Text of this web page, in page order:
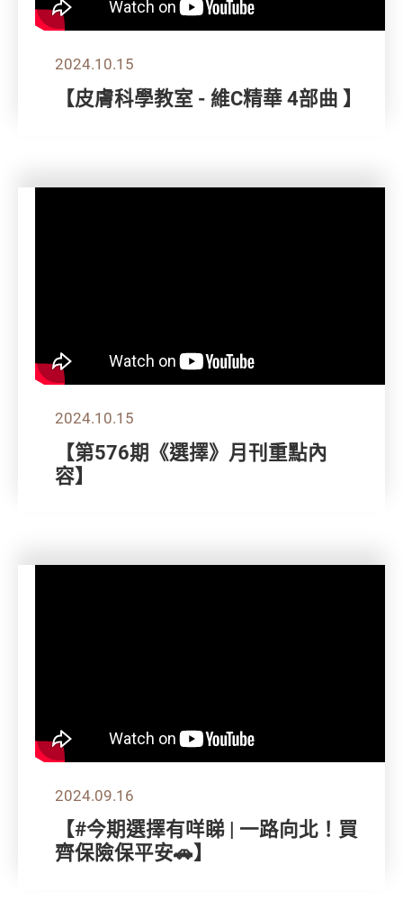
2024.10.15
【皮膚科學教室 - 維C精華 4部曲 】
2024.10.15
【第576期《選擇》月刊重點內
容】
2024.09.16
【#今期選擇有咩睇 | 一路向北！買
齊保險保平安🚗】